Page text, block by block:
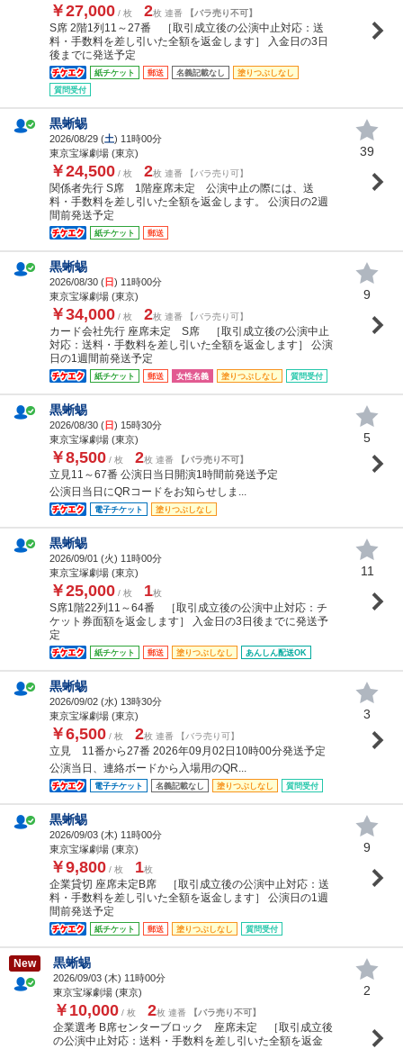
￥27,000 / 枚 2枚 連番 【バラ売り不可】
S席 2階1列11～27番 ［取引成立後の公演中止対応：送
料・手数料を差し引いた全額を返金します］ 入金日の3日
後までに発送予定
紙チケット 郵送 名義記載なし
塗りつぶしなし
質問受付
黒蜥蜴
2026/08/29 (土) 11時00分
東京宝塚劇場 (東京)
￥24,500 / 枚 2枚 連番 【バラ売り可】
関係者先行 S席 1階座席未定 公演中止の際には、送
料・手数料を差し引いた全額を返金します。 公演日の2週
間前発送予定
紙チケット 郵送
39
黒蜥蜴
2026/08/30 (日) 11時00分
東京宝塚劇場 (東京)
￥34,000 / 枚 2枚 連番 【バラ売り可】
カード会社先行 座席未定 S席 ［取引成立後の公演中止
対応：送料・手数料を差し引いた全額を返金します］ 公演
日の1週間前発送予定
紙チケット 郵送 女性名義 塗りつぶしなし 質問受付
9
黒蜥蜴
2026/08/30 (日) 15時30分
東京宝塚劇場 (東京)
￥8,500 / 枚 2枚 連番 【バラ売り不可】
立見11～67番 公演日当日開演1時間前発送予定
公演日当日にQRコードをお知らせしま...
電子チケット 塗りつぶしなし
5
黒蜥蜴
2026/09/01 (火) 11時00分
東京宝塚劇場 (東京)
￥25,000 / 枚 1枚
S席1階22列11～64番 ［取引成立後の公演中止対応：チ
ケット券面額を返金します］ 入金日の3日後までに発送予
定
紙チケット 郵送 塗りつぶしなし あんしん配送OK
11
黒蜥蜴
2026/09/02 (水) 13時30分
東京宝塚劇場 (東京)
￥6,500 / 枚 2枚 連番 【バラ売り可】
立見 11番から27番 2026年09月02日10時00分発送予定
公演当日、連絡ボードから入場用のQR...
電子チケット 名義記載なし 塗りつぶしなし 質問受付
3
黒蜥蜴
2026/09/03 (木) 11時00分
東京宝塚劇場 (東京)
￥9,800 / 枚 1枚
企業貸切 座席未定B席 ［取引成立後の公演中止対応：送
料・手数料を差し引いた全額を返金します］ 公演日の1週
間前発送予定
紙チケット 郵送 塗りつぶしなし 質問受付
9
New 黒蜥蜴
2026/09/03 (木) 11時00分
東京宝塚劇場 (東京)
￥10,000 / 枚 2枚 連番 【バラ売り不可】
企業選考 B席センターブロック 座席未定 ［取引成立後
の公演中止対応：送料・手数料を差し引いた全額を返金
2